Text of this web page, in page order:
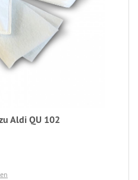
Aldi QU 102